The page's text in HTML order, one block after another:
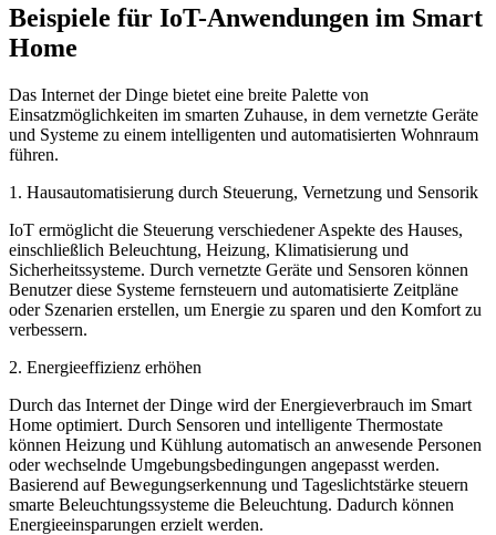
Beispiele für IoT-Anwendungen im Smart
Home
Das Internet der Dinge bietet eine breite Palette von
Einsatzmöglichkeiten im smarten Zuhause, in dem vernetzte Geräte
und Systeme zu einem intelligenten und automatisierten Wohnraum
führen.
1. Hausautomatisierung durch Steuerung, Vernetzung und Sensorik
IoT ermöglicht die Steuerung verschiedener Aspekte des Hauses,
einschließlich Beleuchtung, Heizung, Klimatisierung und
Sicherheitssysteme. Durch vernetzte Geräte und Sensoren können
Benutzer diese Systeme fernsteuern und automatisierte Zeitpläne
oder Szenarien erstellen, um Energie zu sparen und den Komfort zu
verbessern.
2. Energieeffizienz erhöhen
Durch das Internet der Dinge wird der Energieverbrauch im Smart
Home optimiert. Durch Sensoren und intelligente Thermostate
können Heizung und Kühlung automatisch an anwesende Personen
oder wechselnde Umgebungsbedingungen angepasst werden.
Basierend auf Bewegungserkennung und Tageslichtstärke steuern
smarte Beleuchtungssysteme die Beleuchtung. Dadurch können
Energieeinsparungen erzielt werden.